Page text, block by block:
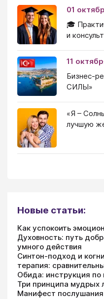
01
🎓
и
11
Бизнес-
СИЛЫ»
«Я –
лучшую
Новые статьи:
Как успокоить
Духовность: путь
умного действия
Синтон-подход и
терапия:
Обида: инструкция
Три принципа мудрых
Манифест